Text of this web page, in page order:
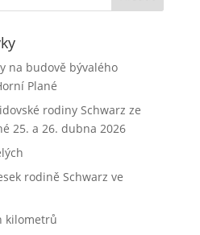
na budově bývalého
Plané
rodiny Schwarz ze
25. a 26. dubna 2026
rodině Schwarz ve
kilometrů